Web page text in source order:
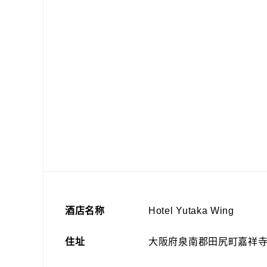
酒店名称 Hotel Yutaka Wing
住址 大阪府泉南郡田尻町嘉祥